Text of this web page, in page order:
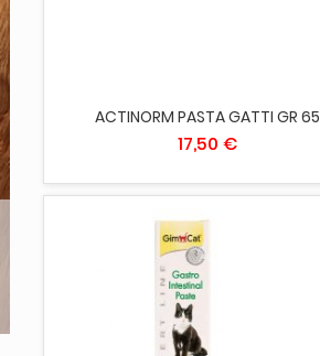
ACTINORM PASTA GATTI GR 65
17,50 €